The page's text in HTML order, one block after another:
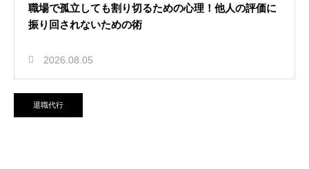
職場で孤立しても割り切るための心理！他人の評価に
振り回されないための術
2026.08.05
退職代行